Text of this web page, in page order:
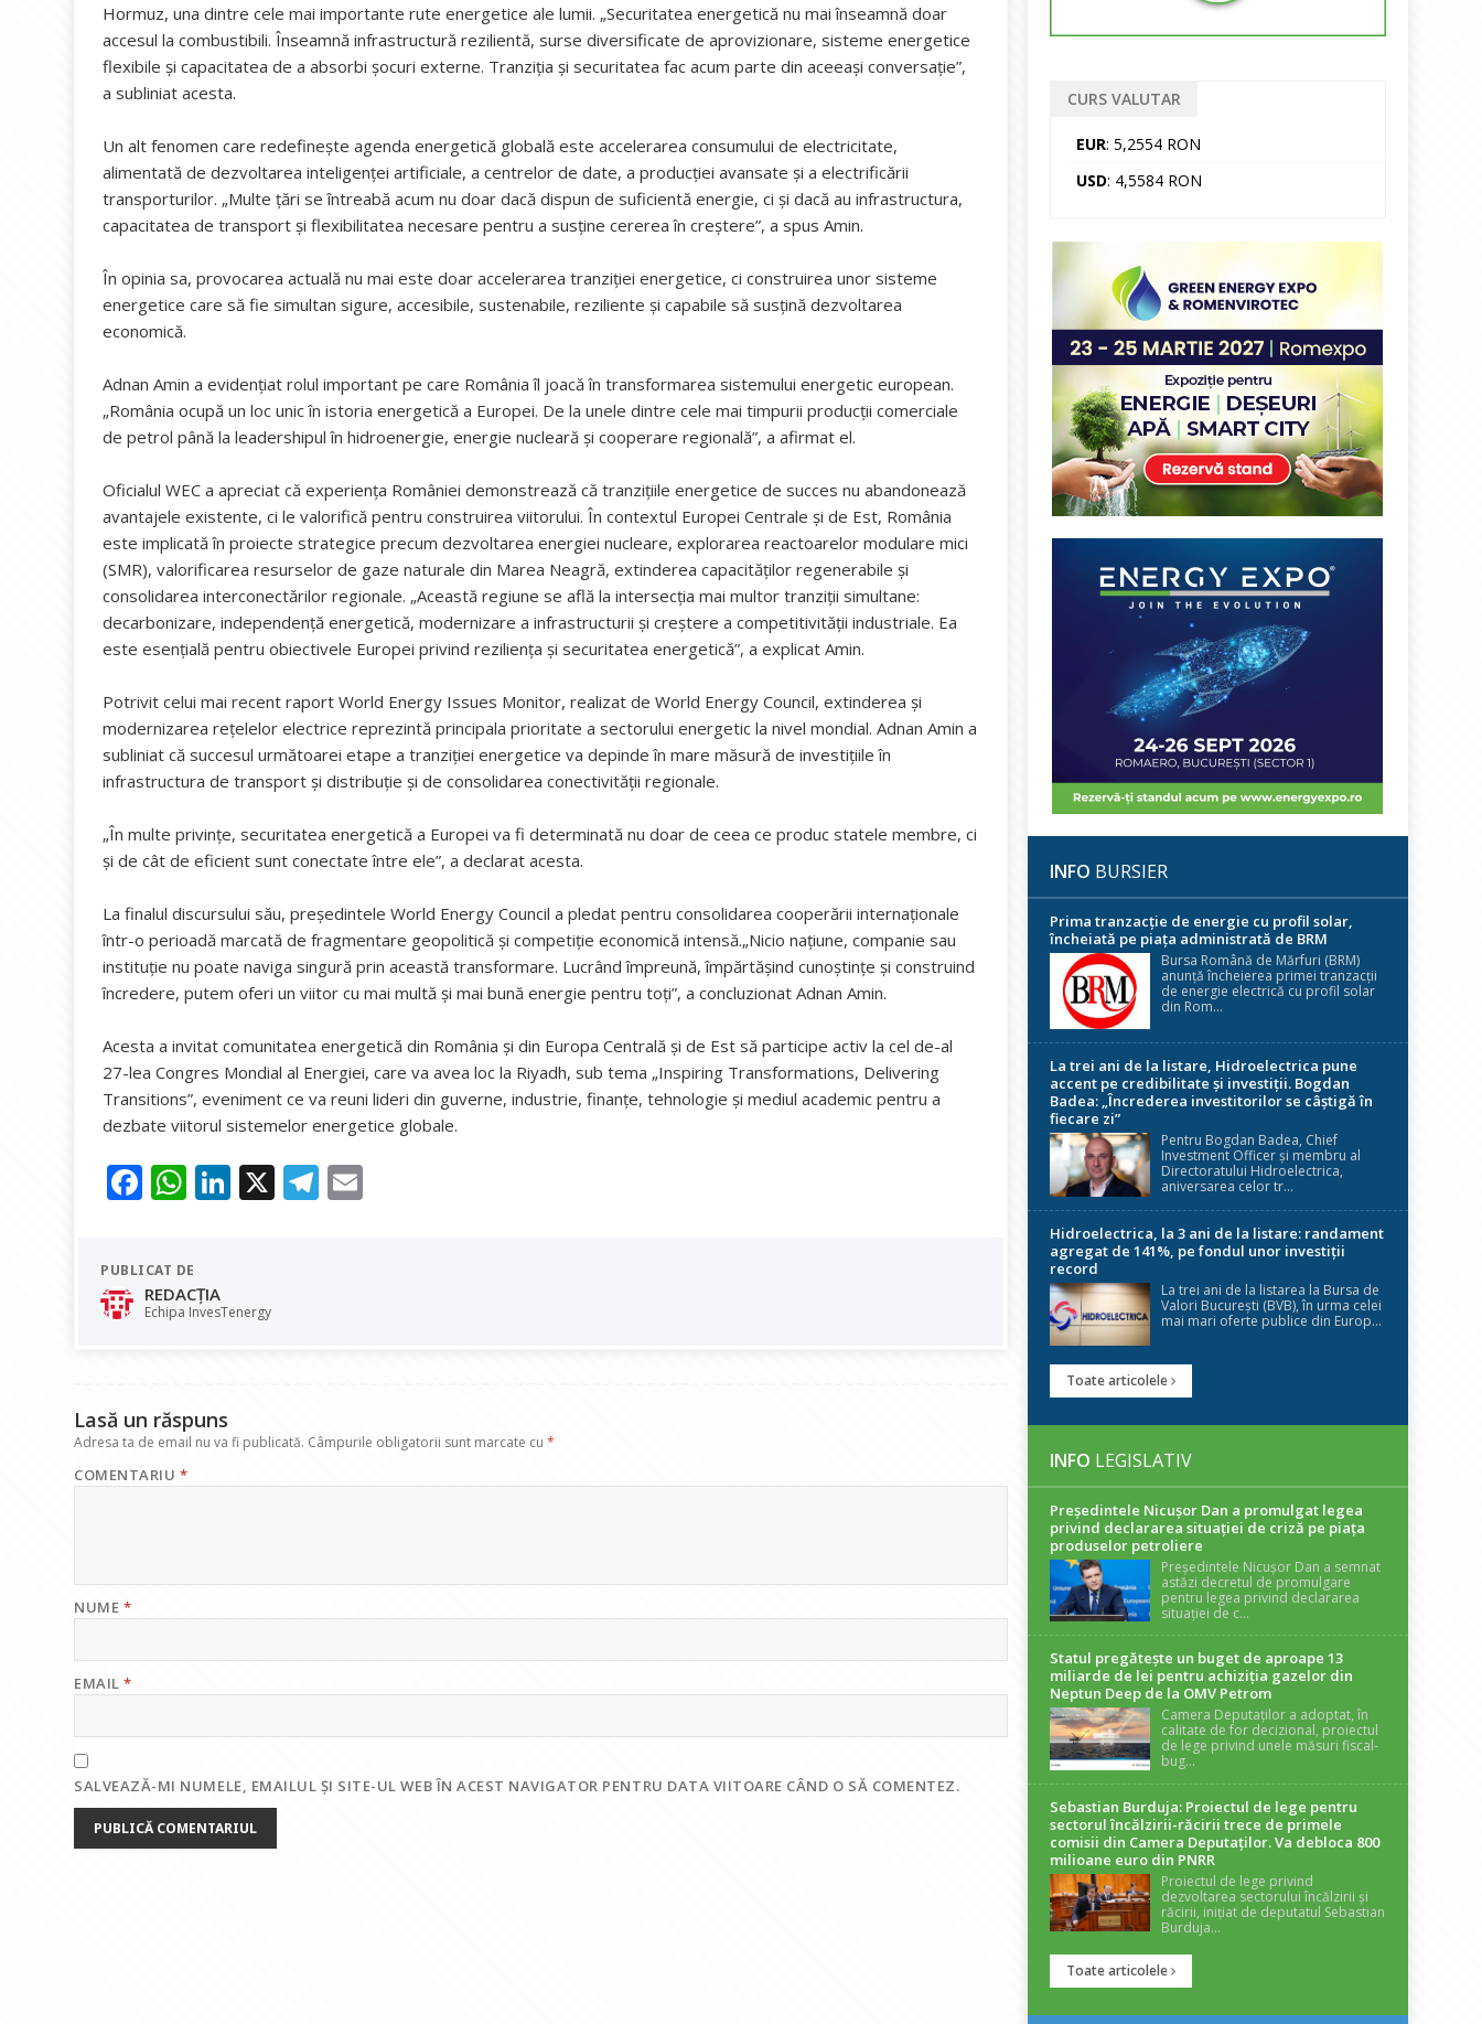
Hormuz, una dintre cele mai importante rute energetice ale lumii. „Securitatea energetică nu mai înseamnă doar
accesul la combustibili. Înseamnă infrastructură rezilientă, surse diversificate de aprovizionare, sisteme energetice
flexibile și capacitatea de a absorbi șocuri externe. Tranziția și securitatea fac acum parte din aceeași conversație”,
a subliniat acesta.
Un alt fenomen care redefinește agenda energetică globală este accelerarea consumului de electricitate,
alimentată de dezvoltarea inteligenței artificiale, a centrelor de date, a producției avansate și a electrificării
transporturilor. „Multe țări se întreabă acum nu doar dacă dispun de suficientă energie, ci și dacă au infrastructura,
capacitatea de transport și flexibilitatea necesare pentru a susține cererea în creștere”, a spus Amin.
În opinia sa, provocarea actuală nu mai este doar accelerarea tranziției energetice, ci construirea unor sisteme
energetice care să fie simultan sigure, accesibile, sustenabile, reziliente și capabile să susțină dezvoltarea
economică.
Adnan Amin a evidențiat rolul important pe care România îl joacă în transformarea sistemului energetic european.
„România ocupă un loc unic în istoria energetică a Europei. De la unele dintre cele mai timpurii producții comerciale
de petrol până la leadershipul în hidroenergie, energie nucleară și cooperare regională”, a afirmat el.
Oficialul WEC a apreciat că experiența României demonstrează că tranzițiile energetice de succes nu abandonează
avantajele existente, ci le valorifică pentru construirea viitorului. În contextul Europei Centrale și de Est, România
este implicată în proiecte strategice precum dezvoltarea energiei nucleare, explorarea reactoarelor modulare mici
(SMR), valorificarea resurselor de gaze naturale din Marea Neagră, extinderea capacităților regenerabile și
consolidarea interconectărilor regionale. „Această regiune se află la intersecția mai multor tranziții simultane:
decarbonizare, independență energetică, modernizare a infrastructurii și creștere a competitivității industriale. Ea
este esențială pentru obiectivele Europei privind reziliența și securitatea energetică”, a explicat Amin.
Potrivit celui mai recent raport World Energy Issues Monitor, realizat de World Energy Council, extinderea și
modernizarea rețelelor electrice reprezintă principala prioritate a sectorului energetic la nivel mondial. Adnan Amin a
subliniat că succesul următoarei etape a tranziției energetice va depinde în mare măsură de investițiile în
infrastructura de transport și distribuție și de consolidarea conectivității regionale.
„În multe privințe, securitatea energetică a Europei va fi determinată nu doar de ceea ce produc statele membre, ci
și de cât de eficient sunt conectate între ele”, a declarat acesta.
La finalul discursului său, președintele World Energy Council a pledat pentru consolidarea cooperării internaționale
într-o perioadă marcată de fragmentare geopolitică și competiție economică intensă.„Nicio națiune, companie sau
instituție nu poate naviga singură prin această transformare. Lucrând împreună, împărtășind cunoștințe și construind
încredere, putem oferi un viitor cu mai multă și mai bună energie pentru toți”, a concluzionat Adnan Amin.
Acesta a invitat comunitatea energetică din România și din Europa Centrală și de Est să participe activ la cel de-al
27-lea Congres Mondial al Energiei, care va avea loc la Riyadh, sub tema „Inspiring Transformations, Delivering
Transitions”, eveniment ce va reuni lideri din guverne, industrie, finanțe, tehnologie și mediul academic pentru a
dezbate viitorul sistemelor energetice globale.
F
e
b
o
W
at
s
A
Li
dI
X T
PUBLICAT DE
REDACȚIA
Echipa InvesTenergy
Lasă un răspuns
Adresa ta de email nu va fi publicată. Câmpurile obligatorii sunt marcate cu*
COMENTARIU *
NUME *
EMAIL*
SALVEAZĂ-MI NUMELE, EMAILUL ȘI SITE-UL WEB ÎN ACEST NAVIGATOR PENTRU DATA VIITOARE CÂND O SĂ COMENTEZ.
CURS VALUTAR
EUR: 5,2554 RON
USD: 4,5584 RON
INFO BURSIER
Prima tranzacție de energie cu profil solar,
încheiată pe piața administrată de BRM
Bursa Română de Mărfuri (BRM)
anunță încheierea primei tranzacții
de energie electrică cu profil solar
din Rom...
La trei ani de la listare, Hidroelectrica pune
accent pe credibilitate și investiții. Bogdan
Badea: „Încrederea investitorilor se câștigă în
fiecare zi”
Pentru Bogdan Badea, Chief
Investment Officer și membru al
Directoratului Hidroelectrica,
aniversarea celor tr...
Hidroelectrica, la 3 ani de la listare: randament
agregat de 141%, pe fondul unor investiții
record
La trei ani de la listarea la Bursa de
Valori București (BVB), în urma celei
mai mari oferte publice din Europ...
Toate articolele
INFO LEGISLATIV
Președintele Nicuşor Dan a promulgat legea
privind declararea situaţiei de criză pe piaţa
produselor petroliere
Președintele Nicușor Dan a semnat
astăzi decretul de promulgare
pentru legea privind declararea
situației de c...
Statul pregătește un buget de aproape 13
miliarde de lei pentru achiziția gazelor din
Neptun Deep de la OMV Petrom
Camera Deputaților a adoptat, în
calitate de for decizional, proiectul
de lege privind unele măsuri fiscal-
bug...
Sebastian Burduja: Proiectul de lege pentru
sectorul încălzirii-răcirii trece de primele
comisii din Camera Deputaților. Va debloca 800
milioane euro din PNRR
Proiectul de lege privind
dezvoltarea sectorului încălzirii și
răcirii, inițiat de deputatul Sebastian
Burduja...
Toate articolele